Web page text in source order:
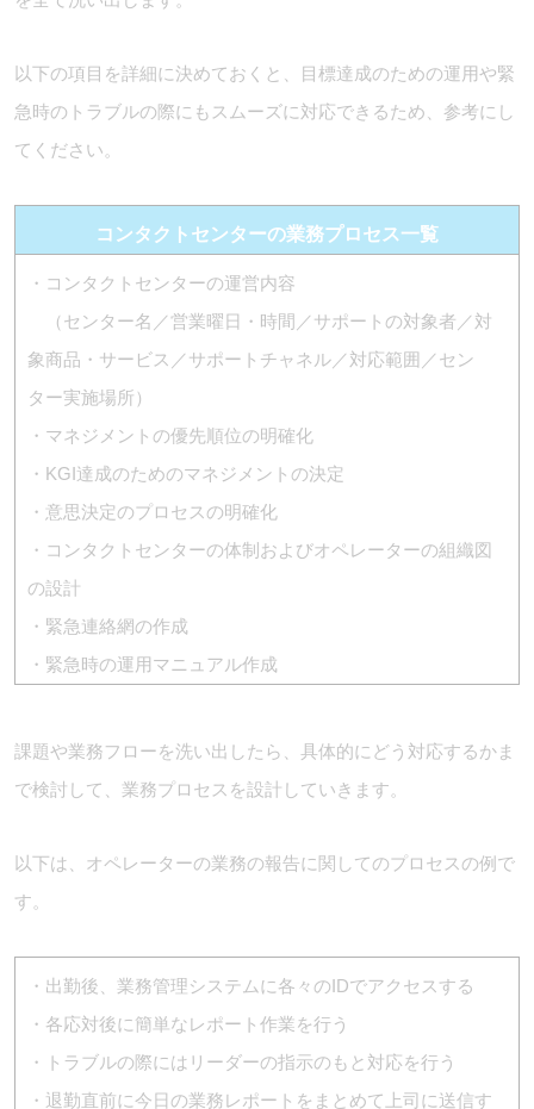
以下の項目を詳細に決めておくと、目標達成のための運用や緊
急時のトラブルの際にもスムーズに対応できるため、参考にし
てください。
コンタクトセンターの業務プロセス一覧
・コンタクトセンターの運営内容
（センター名／営業曜日・時間／サポートの対象者／対
象商品・サービス／サポートチャネル／対応範囲／セン
ター実施場所）
・マネジメントの優先順位の明確化
・KGI達成のためのマネジメントの決定
・意思決定のプロセスの明確化
・コンタクトセンターの体制およびオペレーターの組織図
の設計
・緊急連絡網の作成
・緊急時の運用マニュアル作成
課題や業務フローを洗い出したら、具体的にどう対応するかま
で検討して、業務プロセスを設計していきます。
以下は、オペレーターの業務の報告に関してのプロセスの例で
す。
・出勤後、業務管理システムに各々のIDでアクセスする
・各応対後に簡単なレポート作業を行う
・トラブルの際にはリーダーの指示のもと対応を行う
・退勤直前に今日の業務レポートをまとめて上司に送信す